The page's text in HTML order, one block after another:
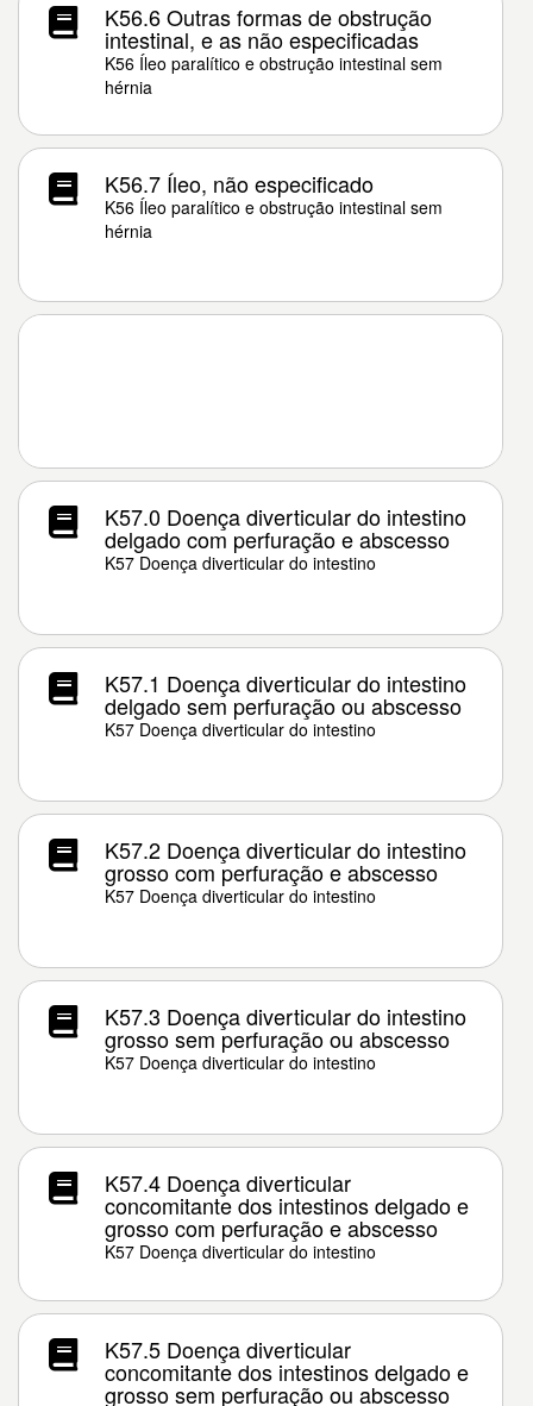
K56.6 Outras formas de obstrução
intestinal, e as não especificadas
K56 Íleo paralítico e obstrução intestinal sem
hérnia
K56.7 Íleo, não especificado
K56 Íleo paralítico e obstrução intestinal sem
hérnia
K57.0 Doença diverticular do intestino
delgado com perfuração e abscesso
K57 Doença diverticular do intestino
K57.1 Doença diverticular do intestino
delgado sem perfuração ou abscesso
K57 Doença diverticular do intestino
K57.2 Doença diverticular do intestino
grosso com perfuração e abscesso
K57 Doença diverticular do intestino
K57.3 Doença diverticular do intestino
grosso sem perfuração ou abscesso
K57 Doença diverticular do intestino
K57.4 Doença diverticular
concomitante dos intestinos delgado e
grosso com perfuração e abscesso
K57 Doença diverticular do intestino
K57.5 Doença diverticular
concomitante dos intestinos delgado e
grosso sem perfuração ou abscesso